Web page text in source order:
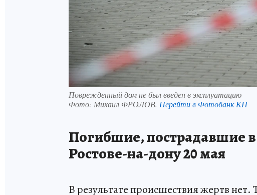
Поврежденный дом не был введен в эксплуатацию
Фото: Михаил ФРОЛОВ. Перейти в Фотобанк КП
Погибшие, пострадавшие
Ростове-на-дону 20 мая
В результате происшествия жертв